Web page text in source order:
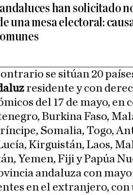
han solicitado
una mesa electoral:
se sitúan 20
residente y con
del 17 de mayo, en
Burkina Faso,
Somalia, Togo,
Kirguistán, Laos,
Yemen, Fiji y Papúa
andaluza con
en el extranjero, con